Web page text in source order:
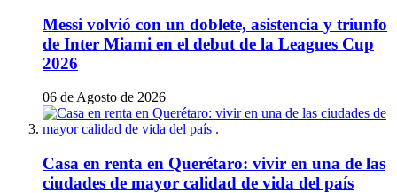
Messi volvió con un doblete, asistencia y triunfo
de Inter Miami en el debut de la Leagues Cup
2026
06 de Agosto de 2026
Casa en renta en Querétaro: vivir en una de las
ciudades de mayor calidad de vida del país